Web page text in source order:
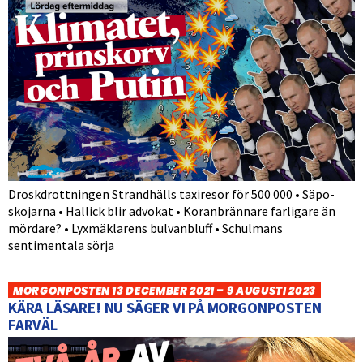
Droskdrottningen Strandhälls taxiresor för 500 000 • Säpo-
skojarna • Hallick blir advokat • Koranbrännare farligare än
mördare? • Lyxmäklarens bulvanbluff • Schulmans
sentimentala sörja
MORGONPOSTEN 13 DECEMBER 2021 – 9 AUGUSTI 2023
KÄRA LÄSARE! NU SÄGER VI PÅ MORGONPOSTEN
FARVÄL